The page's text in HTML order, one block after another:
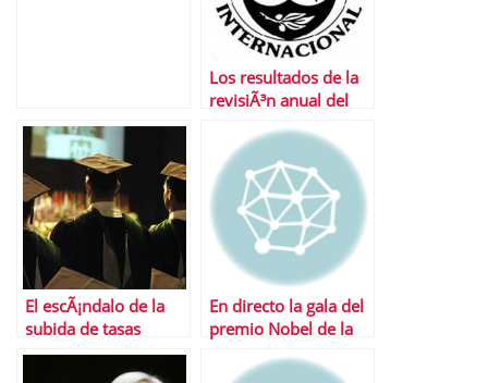
Los resultados de la
revisiÃ³n anual del
espaÃ±ola
El escÃ¡ndalo de la
subida de tasas
universitarias
En directo la gala del
premio Nobel de la